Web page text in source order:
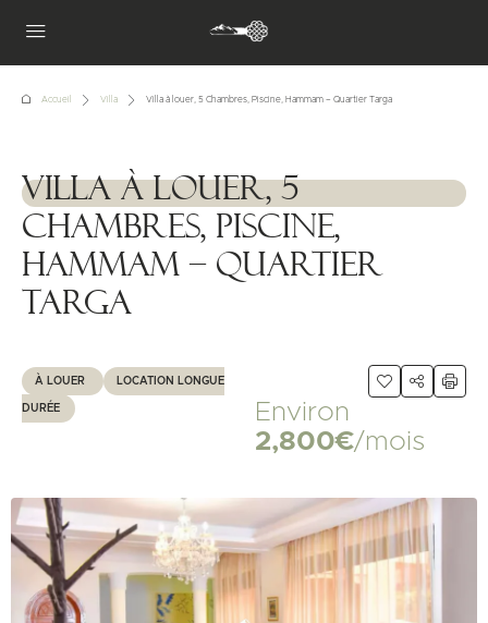
Accueil Villa Villa à louer, 5 Chambres, Piscine, Hammam – Quartier Targa
1111111
Villa à louer, 5
Chambres, Piscine,
Hammam – Quartier
Targa
À LOUER LOCATION LONGUE
DURÉE
Environ
2,800€/mois